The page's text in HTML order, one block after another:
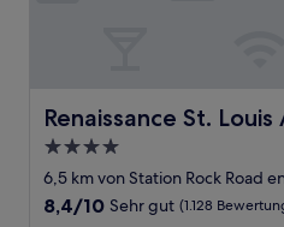
Renaissance St.
Renaissance St. Louis
4.0-
Sterne-
Unterkunft
6,5 km von Station Rock Road
8.4
8,4/10 Sehr gut (1.128